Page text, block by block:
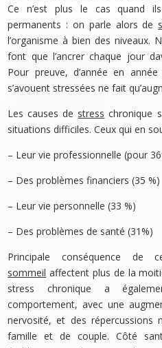
Ce n’est plus le cas quand
permanents : on parle alors de
l’organisme à bien des niveaux.
font que l’ancrer chaque jour
Pour preuve, d’année en
s’avouent stressées ne fait
Les causes de stress chronique
situations difficiles. Ceux qui en
– Leur vie professionnelle (pour
– Des problèmes financiers (35 %)
– Leur vie personnelle (33 %)
– Des problèmes de santé (31%)
Principale conséquence
sommeil affectent plus de la
stress chronique a
comportement, avec une
nervosité, et des répercussions
famille et de couple. Côté